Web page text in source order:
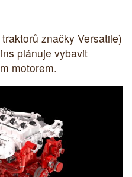
značky Versatile)
plánuje vybavit
motorem.